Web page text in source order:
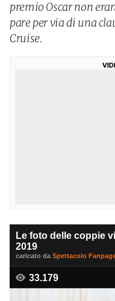
premio Oscar non
pare per via di una
Cruise.